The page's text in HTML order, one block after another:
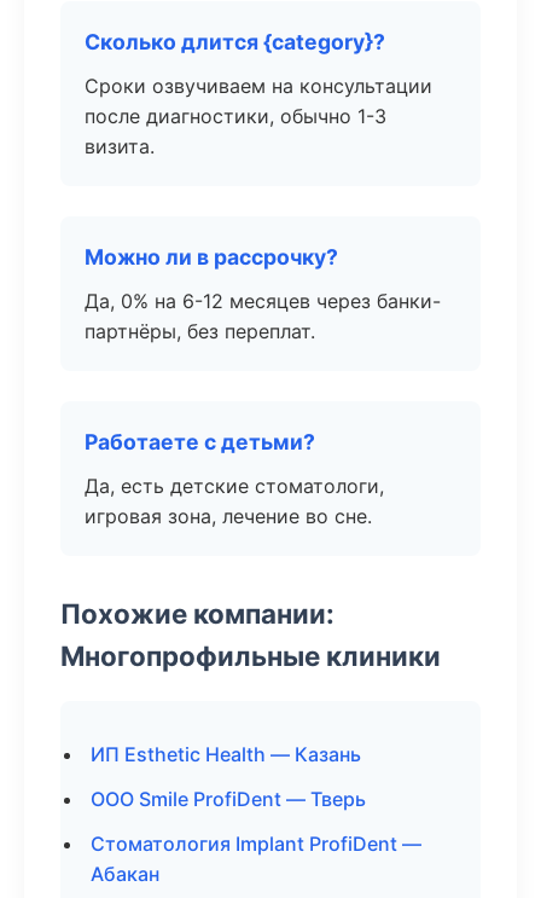
Сколько длится {category}?
Сроки озвучиваем на консультации
после диагностики, обычно 1-3
визита.
Можно ли в рассрочку?
Да, 0% на 6-12 месяцев через банки-
партнёры, без переплат.
Работаете с детьми?
Да, есть детские стоматологи,
игровая зона, лечение во сне.
Похожие компании:
Многопрофильные клиники
ИП Esthetic Health — Казань
ООО Smile ProfiDent — Тверь
Стоматология Implant ProfiDent —
Абакан